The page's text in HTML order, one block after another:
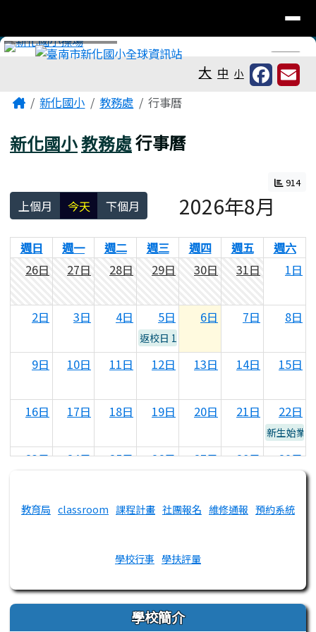
⏸
大 中 小
主內容區域
Home新化國小 教務處 行事曆
新化國小教務處行事曆
914
上個月 今天 下個月 2026年8月
週日 週一 週二 週三 週四 週五
週六
26日
27日 28日 29日 30日 31日 1日
2日 3日 4日 5日
返校日 10：10放學
6日 7日 8日
9日 10日 11日 12日 13日 14日 15日
16日 17日 18日 19日 20日 21日 22日
新生始業式
23日 24日 25日 26日 27日 28日 29日
30日 31日 1日 2日 3日 4日 5日
教育局 classroom 課程計畫 社團報名 維修通報 預約系統
學校行事 學扶評量
學校簡介
頁尾區域